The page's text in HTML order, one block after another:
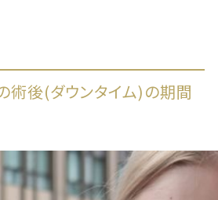
後(ダウンタイム)の期間